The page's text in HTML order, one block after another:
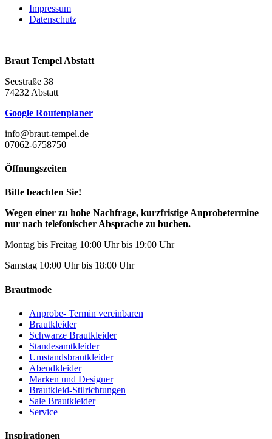
Impressum
Datenschutz
Braut Tempel Abstatt
Seestraße 38
74232 Abstatt
Google Routenplaner
info@braut-tempel.de
07062-6758750
Öffnungszeiten
Bitte beachten Sie!
Wegen einer zu hohe Nachfrage, kurzfristige Anprobetermine
nur nach telefonischer Absprache zu buchen.
Montag bis Freitag 10:00 Uhr bis 19:00 Uhr
Samstag 10:00 Uhr bis 18:00 Uhr
Brautmode
Anprobe- Termin vereinbaren
Brautkleider
Schwarze Brautkleider
Standesamtkleider
Umstandsbrautkleider
Abendkleider
Marken und Designer
Brautkleid-Stilrichtungen
Sale Brautkleider
Service
Inspirationen